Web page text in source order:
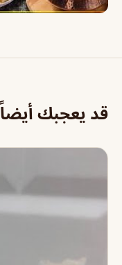
قد يعجبك أيضاً